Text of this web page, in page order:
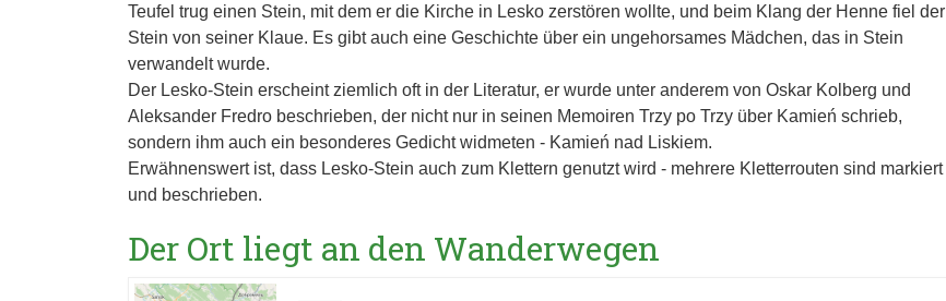
Teufel trug einen Stein, mit dem er die Kirche in Lesko zerstören wollte, und beim Klang der Henne fiel der
Stein von seiner Klaue. Es gibt auch eine Geschichte über ein ungehorsames Mädchen, das in Stein
verwandelt wurde.
Der Lesko-Stein erscheint ziemlich oft in der Literatur, er wurde unter anderem von Oskar Kolberg und
Aleksander Fredro beschrieben, der nicht nur in seinen Memoiren Trzy po Trzy über Kamień schrieb,
sondern ihm auch ein besonderes Gedicht widmeten - Kamień nad Liskiem.
Erwähnenswert ist, dass Lesko-Stein auch zum Klettern genutzt wird - mehrere Kletterrouten sind markiert
und beschrieben.
Der Ort liegt an den Wanderwegen